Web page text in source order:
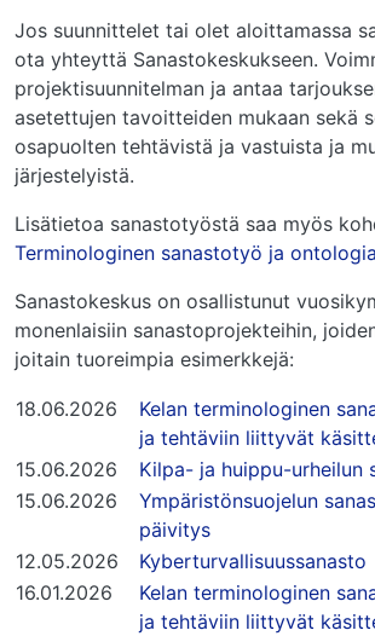
Jos suunnittelet tai olet aloittamassa
ota yhteyttä Sanastokeskukseen.
projektisuunnitelman ja antaa
asetettujen tavoitteiden mukaan sekä
osapuolten tehtävistä ja vastuista ja
järjestelyistä.
Lisätietoa sanastotyöstä saa myös
Terminologinen sanastotyö ja
Sanastokeskus on osallistunut
monenlaisiin sanastoprojekteihin,
joitain tuoreimpia esimerkkejä:
18.06.2026
Kelan terminologinen
ja tehtäviin liittyvät
15.06.2026
Kilpa- ja huippu-urheilun
15.06.2026
Ympäristönsuojelun
päivitys
12.05.2026
Kyberturvallisuussanasto
16.01.2026
Kelan terminologinen
ja tehtäviin liittyvät